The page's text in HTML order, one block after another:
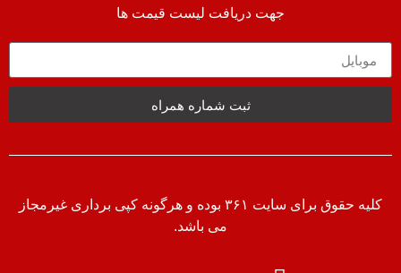
جهت دریافت لیست قیمت ها
ثبت شماره همراه
کلیه حقوق برای سایت ۳۶۱ بوده و هرگونه کپی برداری غیرمجاز
می باشد.